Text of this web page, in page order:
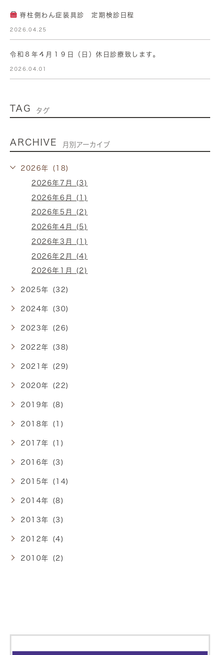
脊柱側わん症装具診 定期検診日程
2026.04.25
令和８年４月１９日（日）休日診療致します。
2026.04.01
TAG タグ
ARCHIVE 月別アーカイブ
2026年 (18)
2026年7月 (3)
2026年6月 (1)
2026年5月 (2)
2026年4月 (5)
2026年3月 (1)
2026年2月 (4)
2026年1月 (2)
2025年 (32)
2024年 (30)
2023年 (26)
2022年 (38)
2021年 (29)
2020年 (22)
2019年 (8)
2018年 (1)
2017年 (1)
2016年 (3)
2015年 (14)
2014年 (8)
2013年 (3)
2012年 (4)
2010年 (2)